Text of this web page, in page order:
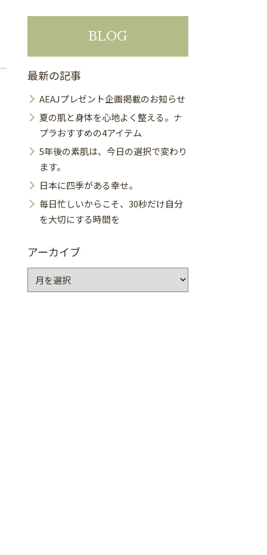
BLOG
最新の記事
AEAJプレゼント企画掲載のお知らせ
夏の肌と身体を心地よく整える。ナ
プラおすすめの4アイテム
5年後の素肌は、今日の選択で変わり
ます。
日本に四季がある幸せ。
毎日忙しいからこそ、30秒だけ自分
を大切にする時間を
アーカイブ
ー